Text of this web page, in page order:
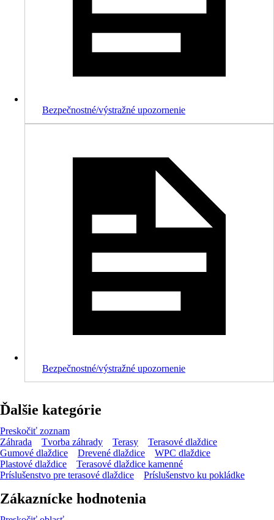
Bezpečnostné/výstražné upozornenie
Bezpečnostné/výstražné upozornenie
Ďalšie kategórie
Preskočiť zoznam
Záhrada
Tvorba záhrady Terasy
Terasové dlaždice
Gumové dlaždice
Drevené dlaždice
WPC dlaždice
Plastové dlaždice
Terasové dlaždice kamenné
Príslušenstvo pre terasové dlaždice
Príslušenstvo ku pokládke
Zákaznícke hodnotenia